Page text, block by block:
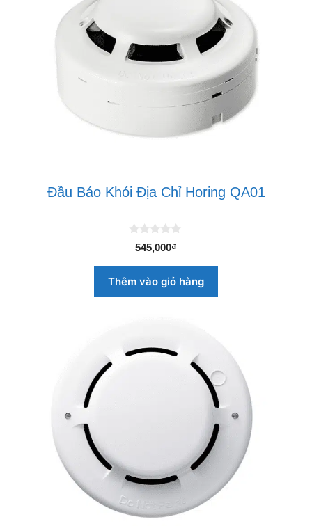
Đầu Báo Khói Địa Chỉ Horing QA01
à
545,000₫
Thêm vào giỏ hàng